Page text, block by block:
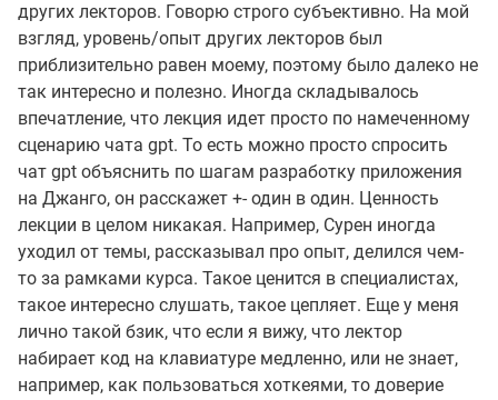
других лекторов. Говорю строго субъективно. На мой
взгляд, уровень/опыт других лекторов был
приблизительно равен моему, поэтому было далеко не
так интересно и полезно. Иногда складывалось
впечатление, что лекция идет просто по намеченному
сценарию чата gpt. То есть можно просто спросить
чат gpt объяснить по шагам разработку приложения
на Джанго, он расскажет +- один в один. Ценность
лекции в целом никакая. Например, Сурен иногда
уходил от темы, рассказывал про опыт, делился чем-
то за рамками курса. Такое ценится в специалистах,
такое интересно слушать, такое цепляет. Еще у меня
лично такой бзик, что если я вижу, что лектор
набирает код на клавиатуре медленно, или не знает,
например, как пользоваться хоткеями, то доверие